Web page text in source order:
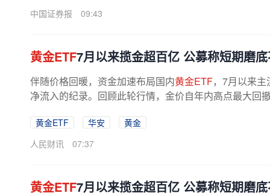
中国证券报
09:43
黄金ETF7月以来揽金超百亿 公募称短期磨
伴随价格回暖，资金加速布局国内黄金ETF，7月以来
净流入的纪录。回顾此轮行情，金价自年内高点最大回
黄金ETF 华安
黄金
人民财讯
07:37
黄金ETF7月以来揽金超百亿 公募称短期磨